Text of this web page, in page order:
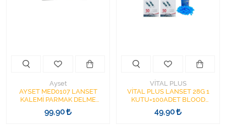
Ortopedi Ürünleri
Sarf Malzemeleri
Ayset
AYSET MED0107 LANSET
KALEMİ PARMAK DELME
KALEMİ LANSET CİHAZI
99,90
VİTAL PLUS
VİTAL PLUS LANSET 28G 1
KUTU=100ADET BLOOD
LANCETS
49,90